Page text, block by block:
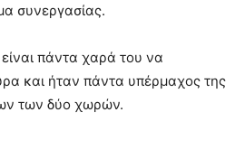
συνεργασίας.
είναι πάντα χαρά του να
και ήταν πάντα υπέρμαχος της
των δύο χωρών.